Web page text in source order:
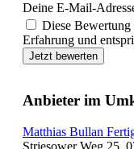
Deine E-Mail-
Diese Bewertung
Erfahrung und
Jetzt bewerten
Anbieter im
Matthias Bullan
Striesower Weg 25,